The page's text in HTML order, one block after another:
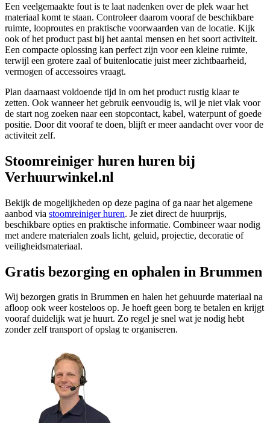
Een veelgemaakte fout is te laat nadenken over de plek waar het
materiaal komt te staan. Controleer daarom vooraf de beschikbare
ruimte, looproutes en praktische voorwaarden van de locatie. Kijk
ook of het product past bij het aantal mensen en het soort activiteit.
Een compacte oplossing kan perfect zijn voor een kleine ruimte,
terwijl een grotere zaal of buitenlocatie juist meer zichtbaarheid,
vermogen of accessoires vraagt.
Plan daarnaast voldoende tijd in om het product rustig klaar te
zetten. Ook wanneer het gebruik eenvoudig is, wil je niet vlak voor
de start nog zoeken naar een stopcontact, kabel, waterpunt of goede
positie. Door dit vooraf te doen, blijft er meer aandacht over voor de
activiteit zelf.
Stoomreiniger huren huren bij
Verhuurwinkel.nl
Bekijk de mogelijkheden op deze pagina of ga naar het algemene
aanbod via stoomreiniger huren. Je ziet direct de huurprijs,
beschikbare opties en praktische informatie. Combineer waar nodig
met andere materialen zoals licht, geluid, projectie, decoratie of
veiligheidsmateriaal.
Gratis bezorging en ophalen in Brummen
Wij bezorgen gratis in Brummen en halen het gehuurde materiaal na
afloop ook weer kosteloos op. Je hoeft geen borg te betalen en krijgt
vooraf duidelijk wat je huurt. Zo regel je snel wat je nodig hebt
zonder zelf transport of opslag te organiseren.